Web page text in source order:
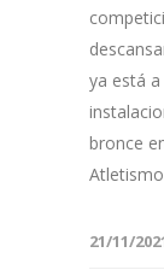
ya está
bronce
21/11/